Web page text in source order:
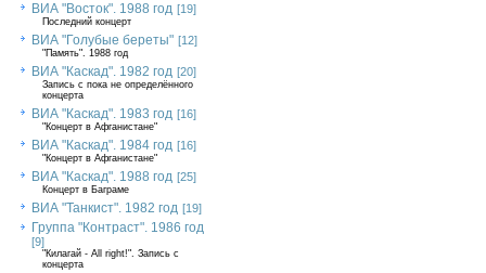
ВИА "Восток". 1988 год [19]
Последний концерт
ВИА "Голубые береты" [12]
"Память". 1988 год
ВИА "Каскад". 1982 год [20]
Запись с пока не определённого
концерта
ВИА "Каскад". 1983 год [16]
"Концерт в Афганистане"
ВИА "Каскад". 1984 год [16]
"Концерт в Афганистане"
ВИА "Каскад". 1988 год [25]
Концерт в Баграме
ВИА "Танкист". 1982 год [19]
Группа "Контраст". 1986 год
[9]
"Килагай - All right!". Запись с
концерта